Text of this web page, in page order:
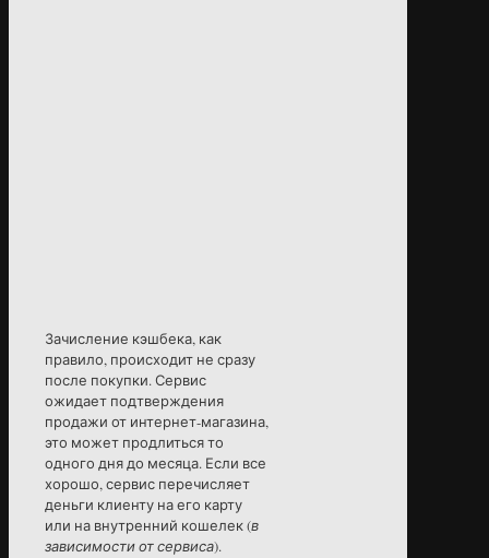
Зачисление кэшбека, как
правило, происходит не сразу
после покупки. Сервис
ожидает подтверждения
продажи от интернет-магазина,
это может продлиться то
одного дня до месяца. Если все
хорошо, сервис перечисляет
деньги клиенту на его карту
или на внутренний кошелек (в
зависимости от сервиса).